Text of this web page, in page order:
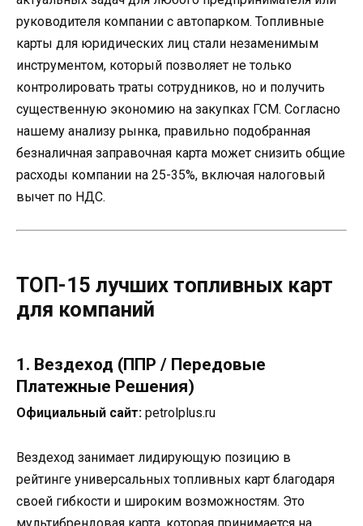
руководителя компании с автопарком. Топливные
карты для юридических лиц стали незаменимым
инструментом, который позволяет не только
контролировать траты сотрудников, но и получить
существенную экономию на закупках ГСМ. Согласно
нашему анализу рынка, правильно подобранная
безналичная заправочная карта может снизить общие
расходы компании на 25-35%, включая налоговый
вычет по НДС.
ТОП-15 лучших топливных карт
для компаний
1. Вездеход (ППР / Передовые
Платежные Решения)
Официальный сайт: petrolplus.ru
Вездеход занимает лидирующую позицию в
рейтинге универсальных топливных карт благодаря
своей гибкости и широким возможностям. Это
мультибрендовая карта, которая принимается на